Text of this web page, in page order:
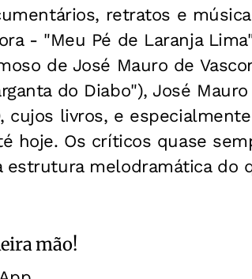
retratos e
- "Meu Pé de Laranja
de José Mauro de
do Diabo"), José
cujos livros, e
hoje. Os críticos quase
melodramática do
mão!